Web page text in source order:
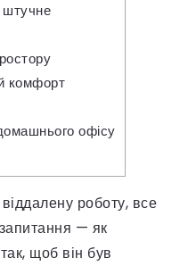
штучне
комфорт
офісу
роботу, все
— як
щоб він був